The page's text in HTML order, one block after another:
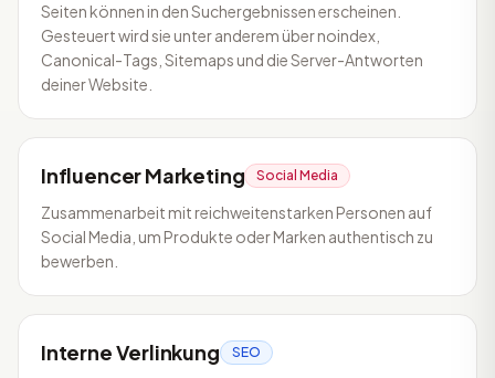
Seiten können in den Suchergebnissen erscheinen.
Gesteuert wird sie unter anderem über noindex,
Canonical-Tags, Sitemaps und die Server-Antworten
deiner Website.
Influencer Marketing Social Media
Zusammenarbeit mit reichweitenstarken Personen auf
Social Media, um Produkte oder Marken authentisch zu
bewerben.
Interne Verlinkung SEO